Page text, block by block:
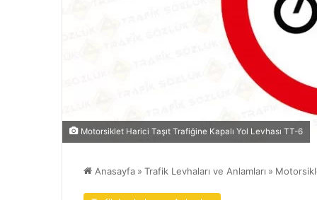
Motorsiklet Harici Taşıt Trafiğine Kapalı Yol Levhası TT-6
Anasayfa » Trafik Levhaları ve Anlamları »